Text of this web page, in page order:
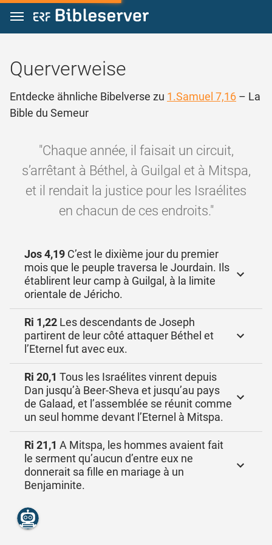
Zum Inhalt springen
Querverweise
Entdecke ähnliche Bibelverse zu 1.Samuel 7,16 – La
Bible du Semeur
"Chaque année, il faisait un circuit,
s’arrêtant à Béthel, à Guilgal et à Mitspa,
et il rendait la justice pour les Israélites
en chacun de ces endroits."
Jos 4,19 C’est le dixième jour du premier
mois que le peuple traversa le Jourdain. Ils
établirent leur camp à Guilgal, à la limite
orientale de Jéricho.
Ri 1,22 Les descendants de Joseph
partirent de leur côté attaquer Béthel et
l’Eternel fut avec eux.
Ri 20,1 Tous les Israélites vinrent depuis
Dan jusqu’à Beer-Sheva et jusqu’au pays
de Galaad, et l’assemblée se réunit comme
un seul homme devant l’Eternel à Mitspa.
Ri 21,1 A Mitspa, les hommes avaient fait
le serment qu’aucun d’entre eux ne
donnerait sa fille en mariage à un
Benjaminite.